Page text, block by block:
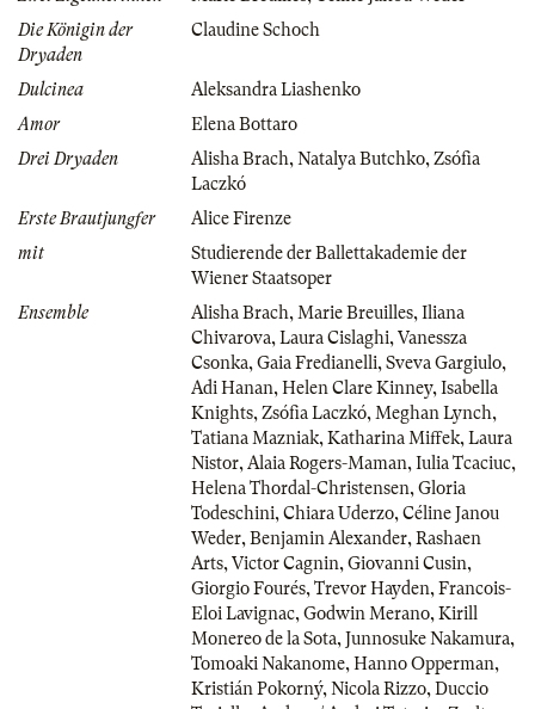
Die Königin der
Dryaden
Claudine Schoch
Dulcinea
Aleksandra Liashenko
Amor
Elena Bottaro
Drei Dryaden
Alisha Brach, Natalya Butchko, Zsófia
Laczkó
Erste Brautjungfer
Alice Firenze
mit
Studierende der Ballettakademie der
Wiener Staatsoper
Ensemble
Alisha Brach, Marie Breuilles, Iliana
Chivarova, Laura Cislaghi, Vanessza
Csonka, Gaia Fredianelli, Sveva Gargiulo,
Adi Hanan, Helen Clare Kinney, Isabella
Knights, Zsófia Laczkó, Meghan Lynch,
Tatiana Mazniak, Katharina Miffek, Laura
Nistor, Alaia Rogers-Maman, Iulia Tcaciuc,
Helena Thordal-Christensen, Gloria
Todeschini, Chiara Uderzo, Céline Janou
Weder, Benjamin Alexander, Rashaen
Arts, Victor Cagnin, Giovanni Cusin,
Giorgio Fourés, Trevor Hayden, Francois-
Eloi Lavignac, Godwin Merano, Kirill
Monereo de la Sota, Junnosuke Nakamura,
Tomoaki Nakanome, Hanno Opperman,
Kristián Pokorný, Nicola Rizzo, Duccio